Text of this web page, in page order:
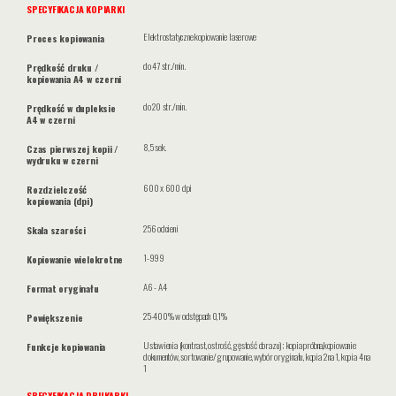
SPECYFIKACJA KOPIARKI
Proces kopiowania Elektrostatyczne kopiowanie laserowe
Prędkość druku /
kopiowania A4 w czerni
do 47 str./min.
Prędkość w dupleksie
A4 w czerni
do 20 str./min.
Czas pierwszej kopii /
wydruku w czerni
8,5 sek.
Rozdzielczość
kopiowania (dpi)
600 x 600 dpi
Skala szarości 256 odcieni
Kopiowanie wielokrotne 1-999
Format oryginału A6 - A4
Powiększenie 25-400% w odstępach 0,1%
Funkcje kopiowania
Ustawienia (kontrast, ostrość, gęstość obrazu); kopia próbna,kopiowanie
dokumentów, sortowanie/grupowanie, wybór oryginału, kopia 2 na 1, kopia 4 na
1